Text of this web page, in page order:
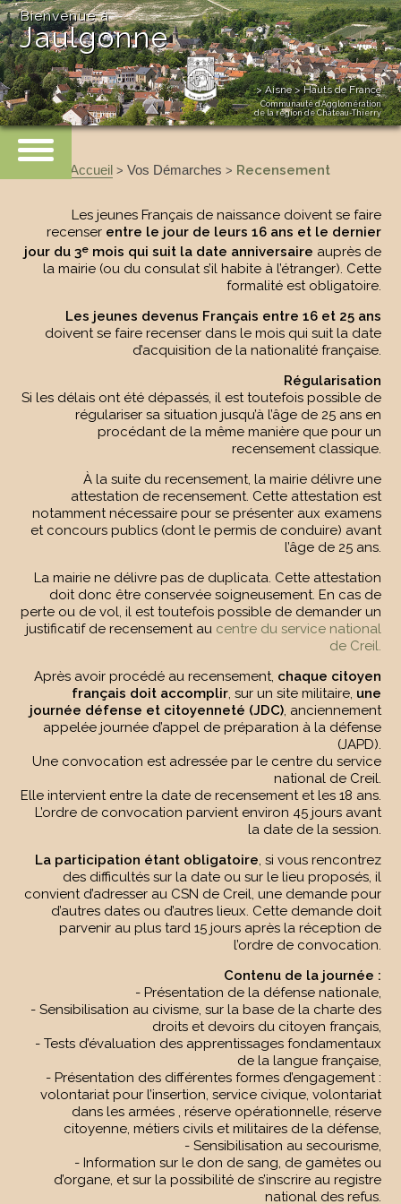
> Aisne > Hauts de France
Communauté d’Agglomération
de la région de Château-Thierry
Bienvenue à
Jaulgonne
Accueil > Vos Démarches > Recensement
Les jeunes Français de naissance doivent se faire
recenser entre le jour de leurs 16 ans et le dernier
jour du 3emois qui suit la date anniversaire auprès de
la mairie (ou du consulat s’il habite à l’étranger). Cette
formalité est obligatoire.
Les jeunes devenus Français entre 16 et 25 ans
doivent se faire recenser dans le mois qui suit la date
d’acquisition de la nationalité française.
Régularisation
Si les délais ont été dépassés, il est toutefois possible de
régulariser sa situation jusqu’à l’âge de 25 ans en
procédant de la même manière que pour un
recensement classique.
À la suite du recensement, la mairie délivre une
attestation de recensement. Cette attestation est
notamment nécessaire pour se présenter aux examens
et concours publics (dont le permis de conduire) avant
l’âge de 25 ans.
La mairie ne délivre pas de duplicata. Cette attestation
doit donc être conservée soigneusement. En cas de
perte ou de vol, il est toutefois possible de demander un
justificatif de recensement au centre du service national
de Creil.
Après avoir procédé au recensement, chaque citoyen
français doit accomplir, sur un site militaire, une
journée défense et citoyenneté (JDC), anciennement
appelée journée d’appel de préparation à la défense
(JAPD).
Une convocation est adressée par le centre du service
national de Creil.
Elle intervient entre la date de recensement et les 18 ans.
L’ordre de convocation parvient environ 45 jours avant
la date de la session.
La participation étant obligatoire, si vous rencontrez
des difficultés sur la date ou sur le lieu proposés, il
convient d’adresser au CSN de Creil, une demande pour
d’autres dates ou d’autres lieux. Cette demande doit
parvenir au plus tard 15 jours après la réception de
l’ordre de convocation.
Contenu de la journée :
- Présentation de la défense nationale,
- Sensibilisation au civisme, sur la base de la charte des
droits et devoirs du citoyen français,
- Tests d’évaluation des apprentissages fondamentaux
de la langue française,
- Présentation des différentes formes d’engagement :
volontariat pour l’insertion, service civique, volontariat
dans les armées , réserve opérationnelle, réserve
citoyenne, métiers civils et militaires de la défense,
- Sensibilisation au secourisme,
- Information sur le don de sang, de gamètes ou
d’organe, et sur la possibilité de s’inscrire au registre
national des refus.